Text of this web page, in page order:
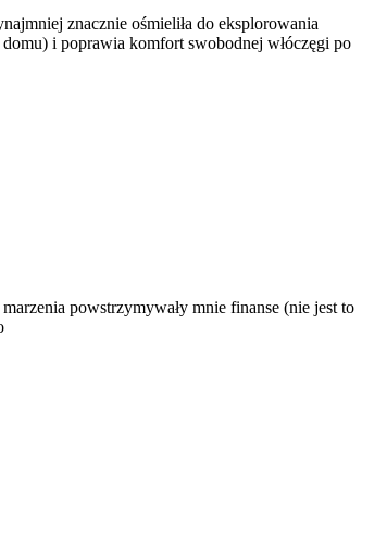
znacznie ośmieliła do eksplorowania
i poprawia komfort swobodnej włóczęgi po
powstrzymywały mnie finanse (nie jest to